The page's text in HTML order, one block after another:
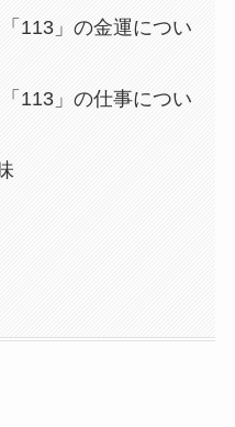
113」の金運につい
113」の仕事につい